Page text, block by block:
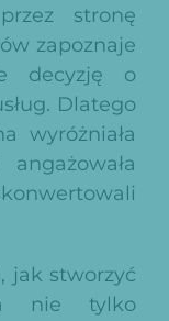
stronę
zapoznaje
decyzję o
Dlatego
wyróżniała
jak stworzyć
nie tylko